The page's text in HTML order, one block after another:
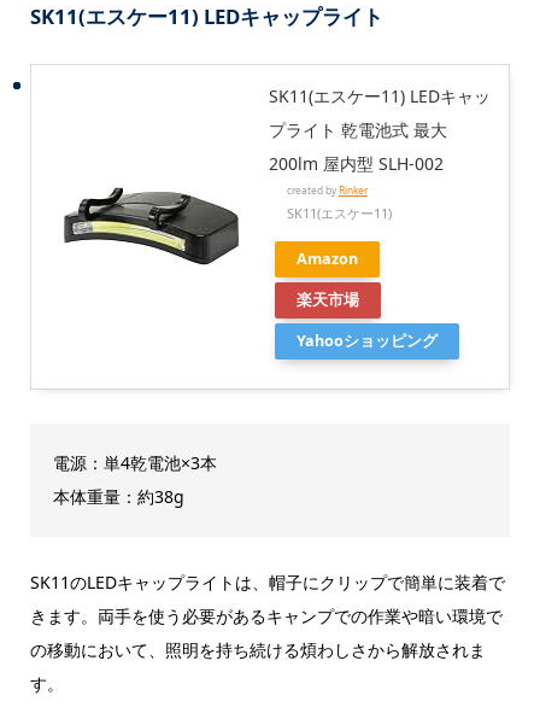
SK11(エスケー11) LEDキャップライト
SK11(エスケー11) LEDキャッ
プライト 乾電池式 最大
200lm 屋内型 SLH-002
created byRinker
SK11(エスケー11)
Amazon
楽天市場
Yahooショッピング
電源：単4乾電池×3本
本体重量：約38g
SK11のLEDキャップライトは、帽子にクリップで簡単に装着で
きます。両手を使う必要があるキャンプでの作業や暗い環境で
の移動において、照明を持ち続ける煩わしさから解放されま
す。